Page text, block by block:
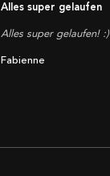
Alles super gelaufen
Alles super gelaufen! :)
Fabienne